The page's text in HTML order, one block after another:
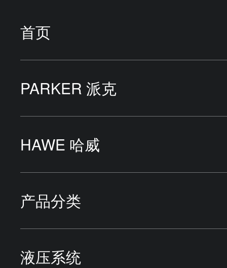
首页
PARKER 派克
液压泵
液压马达
HAWE 哈威
液压泵站
液压泵
产品分类
HYDAC贺德克
液压系统